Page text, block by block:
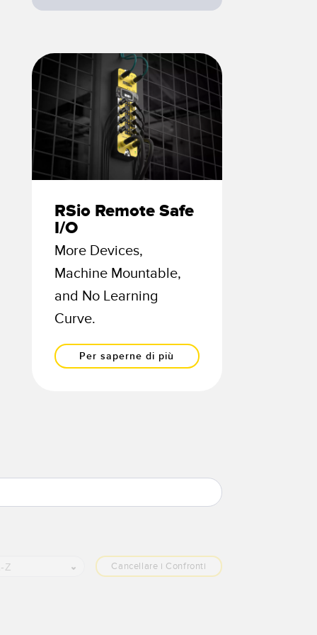
sensori
TECNOLOGIA
Sensori con IO-Link
RSio Remote Safe
I/O
More Devices,
Machine Mountable,
and No Learning
Curve.
Per saperne di più
Cancellare i Confronti
Z